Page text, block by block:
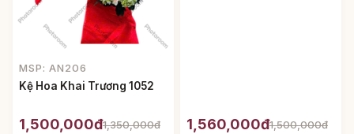
MSP: AN206
Kệ Hoa Khai Trương 1052
1,500,000đ1,350,000đ 1,560,000đ1,500,000đ